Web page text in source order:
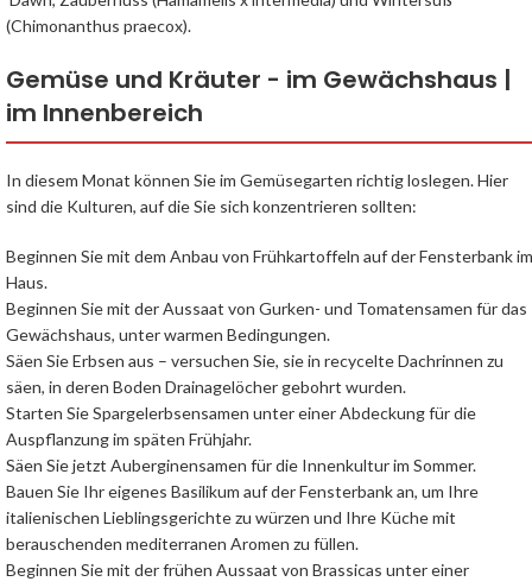
(Chimonanthus praecox).
Gemüse und Kräuter - im Gewächshaus |
im Innenbereich
In diesem Monat können Sie im Gemüsegarten richtig loslegen. Hier
sind die Kulturen, auf die Sie sich konzentrieren sollten:
Beginnen Sie mit dem Anbau von Frühkartoffeln auf der Fensterbank im
Haus.
Beginnen Sie mit der Aussaat von Gurken- und Tomatensamen für das
Gewächshaus, unter warmen Bedingungen.
Säen Sie Erbsen aus – versuchen Sie, sie in recycelte Dachrinnen zu
säen, in deren Boden Drainagelöcher gebohrt wurden.
Starten Sie Spargelerbsensamen unter einer Abdeckung für die
Auspflanzung im späten Frühjahr.
Säen Sie jetzt Auberginensamen für die Innenkultur im Sommer.
Bauen Sie Ihr eigenes Basilikum auf der Fensterbank an, um Ihre
italienischen Lieblingsgerichte zu würzen und Ihre Küche mit
berauschenden mediterranen Aromen zu füllen.
Beginnen Sie mit der frühen Aussaat von Brassicas unter einer